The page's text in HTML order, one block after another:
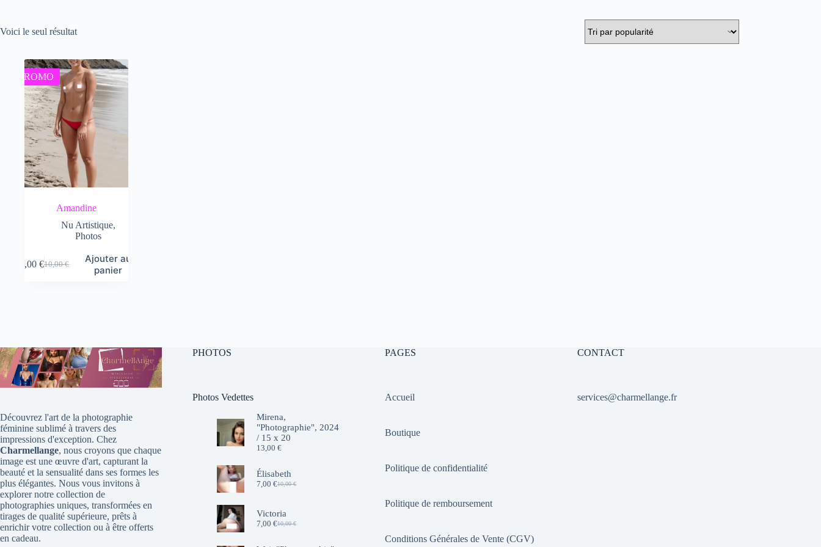
Voici le seul résultat
PROMO
Amandine
Nu Artistique,
Photos
10,00€
Le
7,00 €Le
Ajouter au
panier
Découvrez l'art de la photographie
féminine sublimé à travers des
impressions d'exception. Chez
Charmellange, nous croyons que chaque
image est une œuvre d'art, capturant la
beauté et la sensualité dans ses formes les
plus élégantes. Nous vous invitons à
explorer notre collection de
photographies uniques, transformées en
tirages de qualité supérieure, prêts à
enrichir votre collection ou à être offerts
en cadeau.
PHOTOS
Photos Vedettes
Mirena,
"Photographie", 2024
/ 15 x 20
13,00 €
Élisabeth
10,00€
Le
était :
10,00 €.
7,00 €Le
est :
7,00 €.
Victoria
10,00€
Le
7,00 €Le
PAGES
Accueil
Boutique
Politique de confidentialité
Politique de remboursement
Conditions Générales de Vente (CGV)
CONTACT
services@charmellange.fr